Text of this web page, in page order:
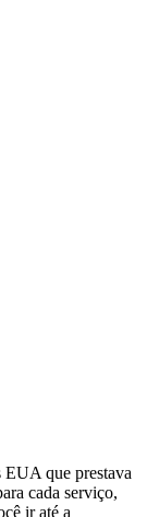
que prestava
cada serviço,
ir até a